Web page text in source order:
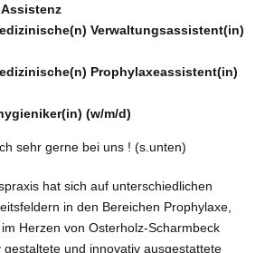
Verwaltungsassistent(in)
Prophylaxeassistent(in)
(w/m/d)
sehr gerne bei uns ! (s.unten)
hat sich auf unterschiedlichen
in den Bereichen Prophylaxe,
Herzen von Osterholz-Scharmbeck
und innovativ ausgestattete